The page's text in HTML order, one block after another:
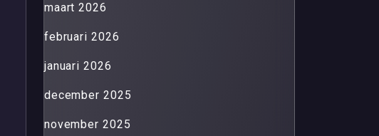
maart 2026
februari 2026
januari 2026
december 2025
november 2025